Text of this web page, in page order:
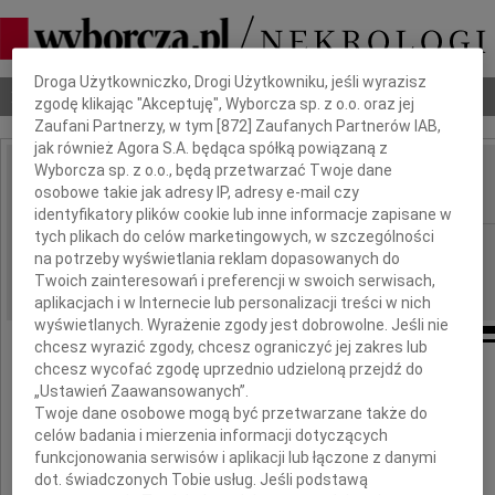
Nekrologi Odeszli Poradnik pogrzebowy
IMIĘ I NAZWISKO: Jerzy Mielecki
REGION: Wrocław
DATA EMISJI: 02.11.2018
Z głębokim żalem zawiadamiam,
że w dniu 28 października 2018 roku
zmarł w wieku 88 lat
Jerzy Mielecki
Dbamy o Twoją prywatność
Droga Użytkowniczko, Drogi Użytkowniku, jeśli wyrazisz
zgodę klikając "Akceptuję", Wyborcza sp. z o.o. oraz jej
Zaufani Partnerzy, w tym [872 ] Zaufanych Partnerów IAB,
jak również Agora S.A. będąca spółką powiązaną z
Wyborcza sp. z o.o., będą przetwarzać Twoje dane
osobowe takie jak adresy IP, adresy e-mail czy
identyfikatory plików cookie lub inne informacje zapisane w
tych plikach do celów marketingowych, w szczególności
na potrzeby wyświetlania reklam dopasowanych do
Twoich zainteresowań i preferencji w swoich serwisach,
aplikacjach i w Internecie lub personalizacji treści w nich
wyświetlanych. Wyrażenie zgody jest dobrowolne. Jeśli nie
chcesz wyrazić zgody, chcesz ograniczyć jej zakres lub
chcesz wycofać zgodę uprzednio udzieloną przejdź do
„Ustawień Zaawansowanych”.
Twoje dane osobowe mogą być przetwarzane także do
celów badania i mierzenia informacji dotyczących
funkcjonowania serwisów i aplikacji lub łączone z danymi
dot. świadczonych Tobie usług. Jeśli podstawą